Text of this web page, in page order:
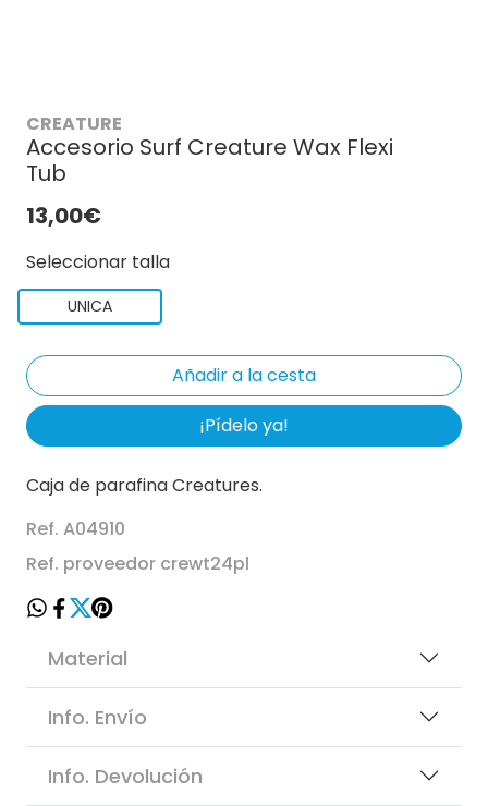
CREATURE
Accesorio Surf Creature Wax Flexi
Tub
13,00€
Seleccionar talla
UNICA
¡Pídelo ya!
Caja de parafina Creatures.
Ref. A04910
Ref. proveedor crewt24pl
Material
Info. Envío
Info. Devolución